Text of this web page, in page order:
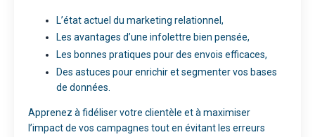
L’état actuel du marketing relationnel,
Les avantages d’une infolettre bien pensée,
Les bonnes pratiques pour des envois efficaces,
Des astuces pour enrichir et segmenter vos bases
de données.
Apprenez à fidéliser votre clientèle et à maximiser
l’impact de vos campagnes tout en évitant les erreurs